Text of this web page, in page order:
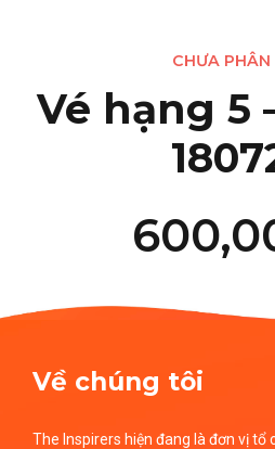
CHƯA PHÂN
Vé hạng 5
Về chúng tôi
The Inspirers hiện đang là đơn vị tổ